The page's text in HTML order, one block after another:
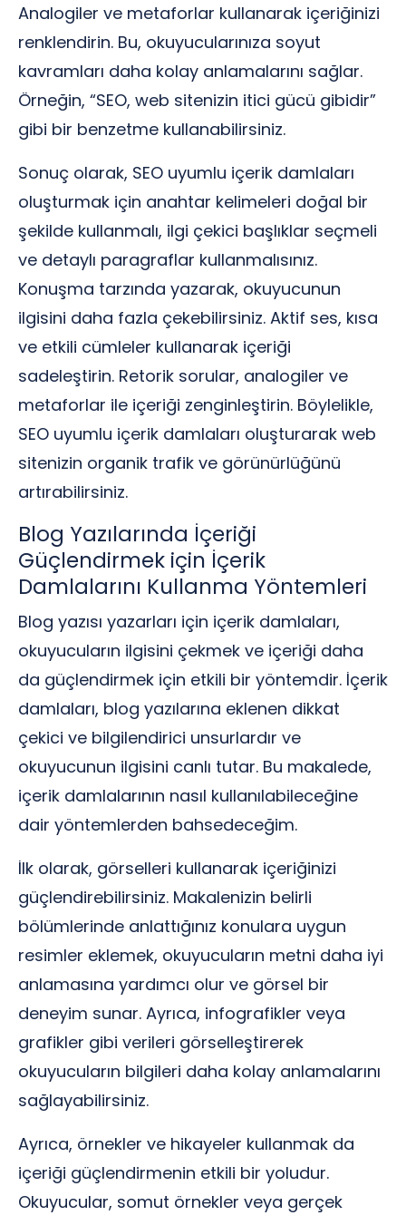
Analogiler ve metaforlar kullanarak içeriğinizi
renklendirin. Bu, okuyucularınıza soyut
kavramları daha kolay anlamalarını sağlar.
Örneğin, “SEO, web sitenizin itici gücü gibidir”
gibi bir benzetme kullanabilirsiniz.
Sonuç olarak, SEO uyumlu içerik damlaları
oluşturmak için anahtar kelimeleri doğal bir
şekilde kullanmalı, ilgi çekici başlıklar seçmeli
ve detaylı paragraflar kullanmalısınız.
Konuşma tarzında yazarak, okuyucunun
ilgisini daha fazla çekebilirsiniz. Aktif ses, kısa
ve etkili cümleler kullanarak içeriği
sadeleştirin. Retorik sorular, analogiler ve
metaforlar ile içeriği zenginleştirin. Böylelikle,
SEO uyumlu içerik damlaları oluşturarak web
sitenizin organik trafik ve görünürlüğünü
artırabilirsiniz.
Blog Yazılarında İçeriği
Güçlendirmek için İçerik
Damlalarını Kullanma Yöntemleri
Blog yazısı yazarları için içerik damlaları,
okuyucuların ilgisini çekmek ve içeriği daha
da güçlendirmek için etkili bir yöntemdir. İçerik
damlaları, blog yazılarına eklenen dikkat
çekici ve bilgilendirici unsurlardır ve
okuyucunun ilgisini canlı tutar. Bu makalede,
içerik damlalarının nasıl kullanılabileceğine
dair yöntemlerden bahsedeceğim.
İlk olarak, görselleri kullanarak içeriğinizi
güçlendirebilirsiniz. Makalenizin belirli
bölümlerinde anlattığınız konulara uygun
resimler eklemek, okuyucuların metni daha iyi
anlamasına yardımcı olur ve görsel bir
deneyim sunar. Ayrıca, infografikler veya
grafikler gibi verileri görselleştirerek
okuyucuların bilgileri daha kolay anlamalarını
sağlayabilirsiniz.
Ayrıca, örnekler ve hikayeler kullanmak da
içeriği güçlendirmenin etkili bir yoludur.
Okuyucular, somut örnekler veya gerçek